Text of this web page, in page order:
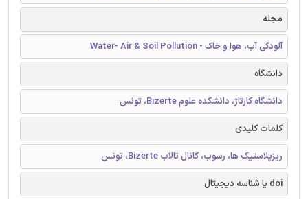
مجله
آلودگی آب، هوا و خاک - Water- Air & Soil Pollution
دانشگاه
دانشگاه کارتاژ، دانشکده علوم Bizerte، تونس
کلمات کلیدی
ریزپلاستیک ها، رسوب، کانال تالاب Bizerte، تونس
doi یا شناسه دیجیتال